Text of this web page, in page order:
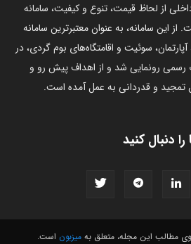
از لحاظ قیمت، تنوع و کیفیت، سامانه
این سامانه، به عنوان معتبرترین سامانه
آپارتمان، سوئیت و اقامتگاه‌های بوم گردی، در
به صورت رسمی رونمایی شد و از اهداف پیش رو و
تمجید و قدردانی به عمل آمده است.
را دنبال کنید
مطالب این مجله، متعلق به میزبون است.